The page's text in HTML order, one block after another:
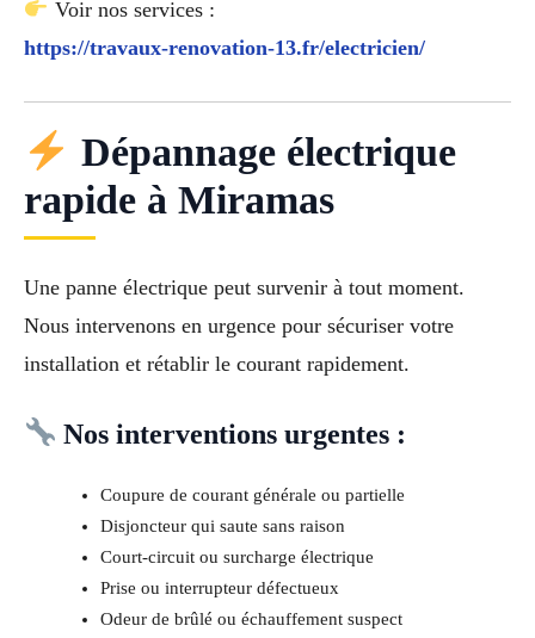
Voir nos services :
https://travaux-renovation-13.fr/electricien/
Dépannage électrique
rapide à Miramas
Une panne électrique peut survenir à tout moment.
Nous intervenons en urgence pour sécuriser votre
installation et rétablir le courant rapidement.
Nos interventions urgentes :
Coupure de courant générale ou partielle
Disjoncteur qui saute sans raison
Court-circuit ou surcharge électrique
Prise ou interrupteur défectueux
Odeur de brûlé ou échauffement suspect